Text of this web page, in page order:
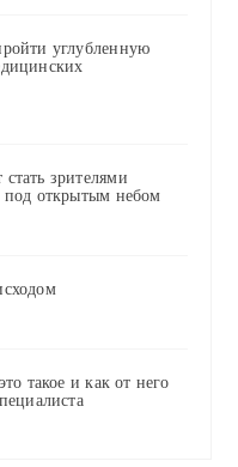
углубленную
зрителями
под открытым небом
такое и как от него